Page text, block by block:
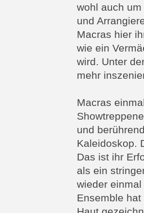
wohl auch
und
Macras hier
wie ein
wird. Unter
mehr
Macras
und
Kaleidoskop.
Das ist ihr
als ein
wieder
Ensemble